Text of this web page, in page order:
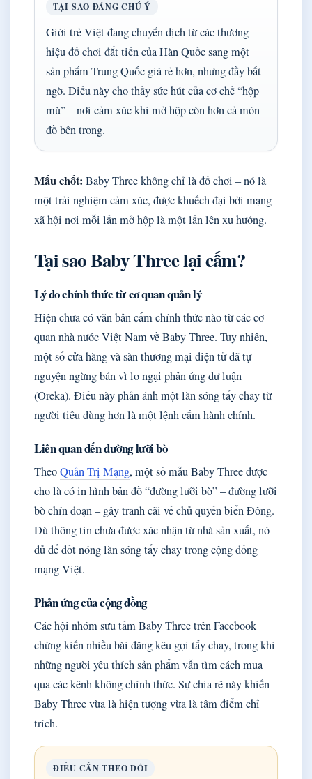
TẠI SAO ĐÁNG CHÚ Ý
Giới trẻ Việt đang chuyển dịch từ các thương
hiệu đồ chơi đắt tiền của Hàn Quốc sang một
sản phẩm Trung Quốc giá rẻ hơn, nhưng đầy bất
ngờ. Điều này cho thấy sức hút của cơ chế “hộp
mù” – nơi cảm xúc khi mở hộp còn hơn cả món
đồ bên trong.
Mấu chốt: Baby Three không chỉ là đồ chơi – nó là
một trải nghiệm cảm xúc, được khuếch đại bởi mạng
xã hội nơi mỗi lần mở hộp là một lần lên xu hướng.
Tại sao Baby Three lại cấm?
Lý do chính thức từ cơ quan quản lý
Hiện chưa có văn bản cấm chính thức nào từ các cơ
quan nhà nước Việt Nam về Baby Three. Tuy nhiên,
một số cửa hàng và sàn thương mại điện tử đã tự
nguyện ngừng bán vì lo ngại phản ứng dư luận
(Oreka). Điều này phản ánh một làn sóng tẩy chay từ
người tiêu dùng hơn là một lệnh cấm hành chính.
Liên quan đến đường lưỡi bò
TheoQuản Trị Mạng, một số mẫu Baby Three được
cho là có in hình bản đồ “đường lưỡi bò” – đường lưỡi
bò chín đoạn – gây tranh cãi về chủ quyền biển Đông.
Dù thông tin chưa được xác nhận từ nhà sản xuất, nó
đủ để đốt nóng làn sóng tẩy chay trong cộng đồng
mạng Việt.
Phản ứng của cộng đồng
Các hội nhóm sưu tầm Baby Three trên Facebook
chứng kiến nhiều bài đăng kêu gọi tẩy chay, trong khi
những người yêu thích sản phẩm vẫn tìm cách mua
qua các kênh không chính thức. Sự chia rẽ này khiến
Baby Three vừa là hiện tượng vừa là tâm điểm chỉ
trích.
ĐIỀU CẦN THEO DÕI